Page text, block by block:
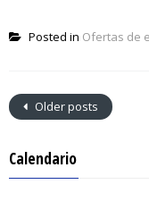
Posted in Ofertas de
Older posts
Calendario